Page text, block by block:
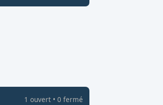
1 ouvert• 0 fermé